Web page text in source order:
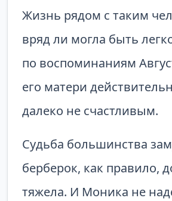
Жизнь рядом с таким
вряд ли могла быть
по воспоминаниям
его матери
далеко не счастливым.
Судьба большинства
берберок, как правило,
тяжела. И Моника не